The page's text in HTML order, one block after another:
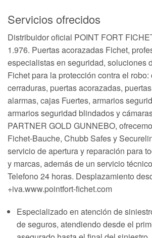
Servicios ofrecidos
Distribuidor oficial POINT FORT
1.976. Puertas acorazadas Fichet,
especialistas en seguridad, soluciones
Fichet para la protección contra el robo:
cerraduras, puertas acorazadas,
alarmas, cajas Fuertes, armarios
armarios seguridad blindados y
PARTNER GOLD GUNNEBO,
Fichet-Bauche, Chubb Safes y
servicio de apertura y reparación para
y marcas, además de un servicio
Telefono 24 horas. Desplazamiento
+iva.www.pointfort-fichet.com
Especializado en atención de
de seguros, atendiendo desde el